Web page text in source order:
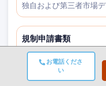
お電話くださ
い
独自および第三者市場
規制申請書類
政府調達記録と政策文書